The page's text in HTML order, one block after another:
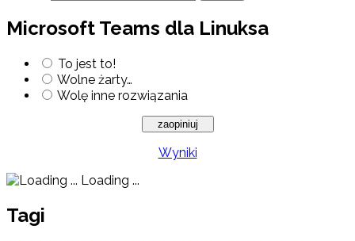
Microsoft Teams dla Linuksa
To jest to!
Wolne żarty…
Wolę inne rozwiązania
Wyniki
Loading ...
Tagi